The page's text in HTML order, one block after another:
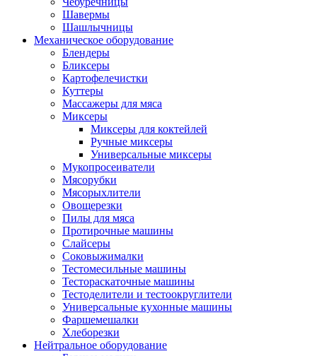
Шавермы
Шашлычницы
Механическое оборудование
Блендеры
Бликсеры
Картофелечистки
Куттеры
Массажеры для мяса
Миксеры
Миксеры для коктейлей
Ручные миксеры
Универсальные миксеры
Мукопросеиватели
Мясорубки
Мясорыхлители
Овощерезки
Пилы для мяса
Протирочные машины
Слайсеры
Соковыжималки
Тестомесильные машины
Тестораскаточные машины
Тестоделители и тестоокруглители
Универсальные кухонные машины
Фаршемешалки
Хлеборезки
Нейтральное оборудование